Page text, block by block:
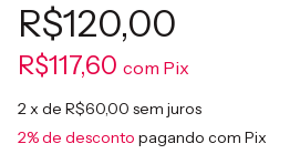
R$120,00
R$117,60 com Pix
2x de R$60,00 sem juros
2% de desconto pagando com Pix